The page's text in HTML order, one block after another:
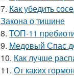
7. Как убедить
Закона о тишине
8. ТОП-11
9. Медовый Спас
10. Как лучше
11. От каких